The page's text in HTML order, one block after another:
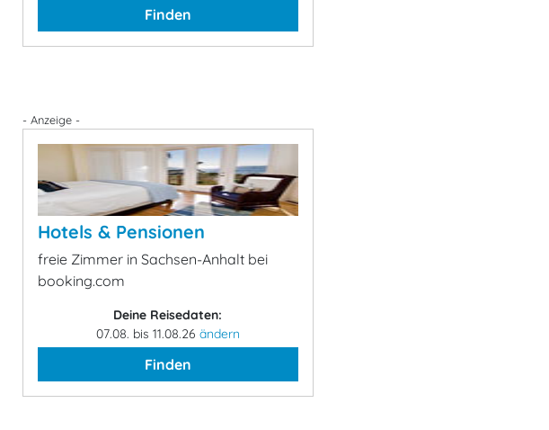
Finden
- Anzeige -
Hotels & Pensionen
freie Zimmer in Sachsen-Anhalt bei
booking.com
Deine Reisedaten:
07.08. bis 11.08.26 ändern
Finden